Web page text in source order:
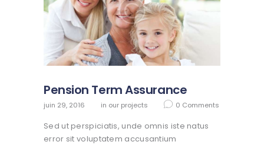
Pension Term Assurance
juin 29, 2016 in our projects 0 Comments
Sed ut perspiciatis, unde omnis iste natus
error sit voluptatem accusantium